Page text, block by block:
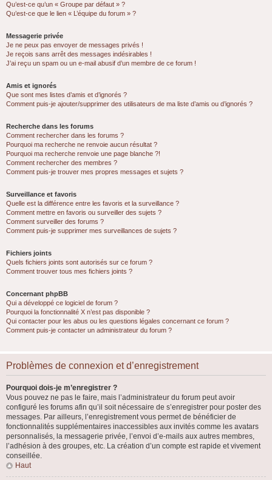
Qu’est-ce qu’un « Groupe par défaut » ?
Qu’est-ce que le lien « L’équipe du forum » ?
Messagerie privée
Je ne peux pas envoyer de messages privés !
Je reçois sans arrêt des messages indésirables !
J’ai reçu un spam ou un e-mail abusif d’un membre de ce forum !
Amis et ignorés
Que sont mes listes d’amis et d’ignorés ?
Comment puis-je ajouter/supprimer des utilisateurs de ma liste d’amis ou d’ignorés ?
Recherche dans les forums
Comment rechercher dans les forums ?
Pourquoi ma recherche ne renvoie aucun résultat ?
Pourquoi ma recherche renvoie une page blanche ?!
Comment rechercher des membres ?
Comment puis-je trouver mes propres messages et sujets ?
Surveillance et favoris
Quelle est la différence entre les favoris et la surveillance ?
Comment mettre en favoris ou surveiller des sujets ?
Comment surveiller des forums ?
Comment puis-je supprimer mes surveillances de sujets ?
Fichiers joints
Quels fichiers joints sont autorisés sur ce forum ?
Comment trouver tous mes fichiers joints ?
Concernant phpBB
Qui a développé ce logiciel de forum ?
Pourquoi la fonctionnalité X n’est pas disponible ?
Qui contacter pour les abus ou les questions légales concernant ce forum ?
Comment puis-je contacter un administrateur du forum ?
Problèmes de connexion et d’enregistrement
Pourquoi dois-je m’enregistrer ?
Vous pouvez ne pas le faire, mais l’administrateur du forum peut avoir
configuré les forums afin qu’il soit nécessaire de s’enregistrer pour poster des
messages. Par ailleurs, l’enregistrement vous permet de bénéficier de
fonctionnalités supplémentaires inaccessibles aux invités comme les avatars
personnalisés, la messagerie privée, l’envoi d’e-mails aux autres membres,
l’adhésion à des groupes, etc. La création d’un compte est rapide et vivement
conseillée.
Haut